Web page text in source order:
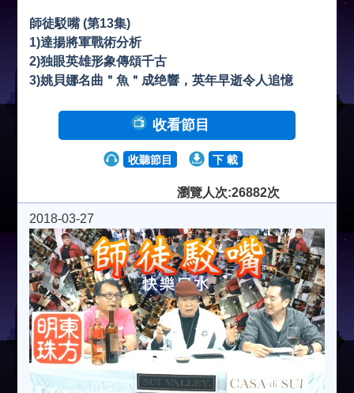
師徒駁嘴 (第13集)
1)達揚將軍戰術分析
2)独眼英雄形象傳頌千古
3)姚貝娜名曲＂魚＂成绝響，英年早逝令人追憶
收看節目
收聽節目 下 載
瀏覽人次:26882次
2018-03-27